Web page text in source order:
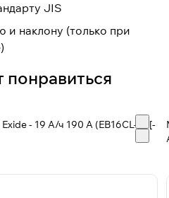
JIS
и наклону (только при
- 19 А/ч 190 А (EB16CL-B) [-